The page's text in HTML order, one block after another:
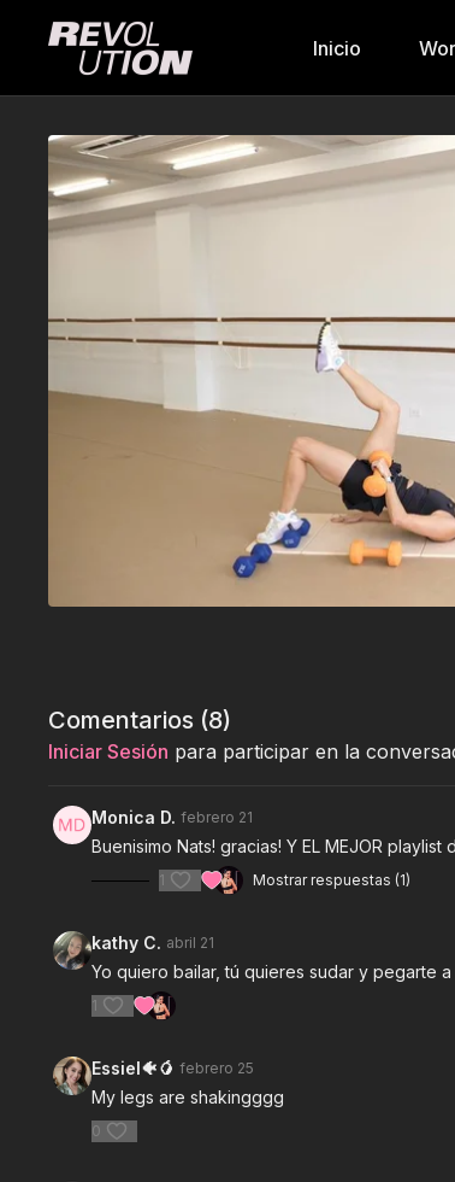
Inicio
Comentarios (8)
Iniciar Sesión para participar en la
Monica D. febrero 21
Buenisimo Nats! gracias! Y EL MEJOR playlist
1 Mostrar respuestas (1)
kathy C. abril 21
Yo quiero bailar, tú quieres sudar y pegarte a
1
Essiel🐠🥭 febrero 25
My legs are shakingggg
0